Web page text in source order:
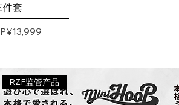
件套
格
RZF监管产品